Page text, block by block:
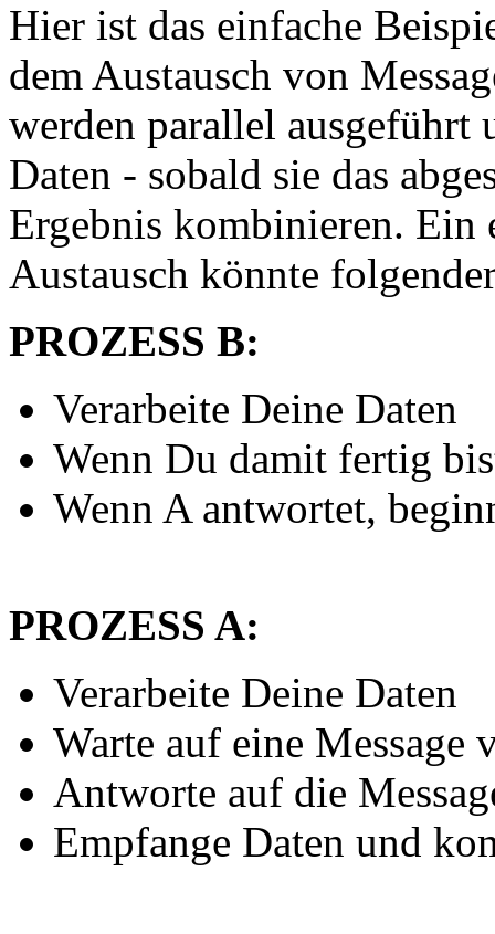
Hier ist das einfache
dem Austausch von
werden parallel ausgeführt
Daten - sobald sie das
Ergebnis kombinieren. Ein
Austausch könnte
PROZESS B:
Verarbeite Deine Daten
Wenn Du damit fertig
Wenn A antwortet,
PROZESS A:
Verarbeite Deine Daten
Warte auf eine Message
Antworte auf die
Empfange Daten und